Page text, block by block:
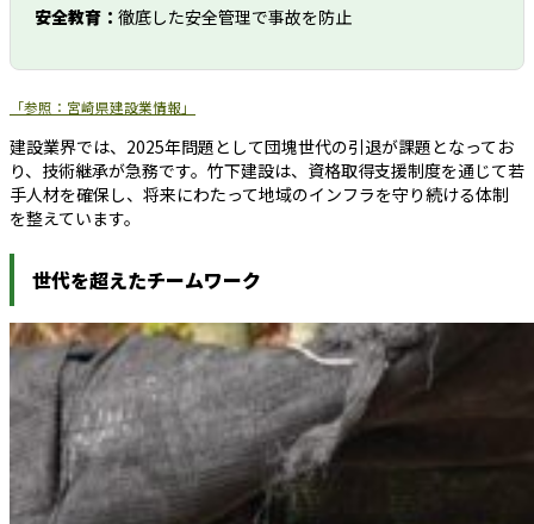
安全教育： 徹底した安全管理で事故を防止
「参照：宮崎県建設業情報」
建設業界では、2025年問題として団塊世代の引退が課題となってお
り、技術継承が急務です。竹下建設は、資格取得支援制度を通じて若
手人材を確保し、将来にわたって地域のインフラを守り続ける体制
を整えています。
世代を超えたチームワーク